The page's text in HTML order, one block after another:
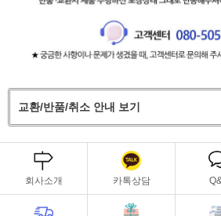
교환/반품/취소 안내 보기
회사소개 카톡상담